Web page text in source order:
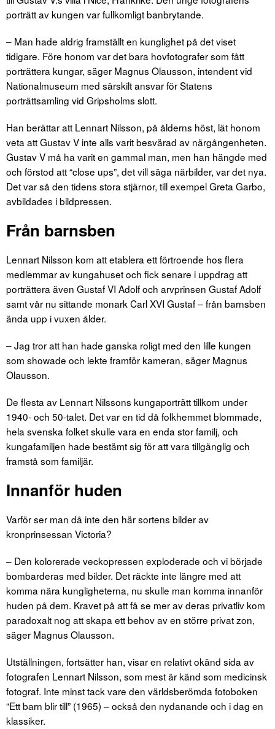
porträtt av kungen var fullkomligt banbrytande.
– Man hade aldrig framställt en kunglighet på det viset
tidigare. Före honom var det bara hovfotografer som fått
porträttera kungar, säger Magnus Olausson, intendent vid
Nationalmuseum med särskilt ansvar för Statens
porträttsamling vid Gripsholms slott.
Han berättar att Lennart Nilsson, på ålderns höst, lät honom
veta att Gustav V inte alls varit besvärad av närgångenheten.
Gustav V må ha varit en gammal man, men han hängde med
och förstod att “close ups”, det vill säga närbilder, var det nya.
Det var så den tidens stora stjärnor, till exempel Greta Garbo,
avbildades i bildpressen.
Från barnsben
Lennart Nilsson kom att etablera ett förtroende hos flera
medlemmar av kungahuset och fick senare i uppdrag att
porträttera även Gustaf VI Adolf och arvprinsen Gustaf Adolf
samt vår nu sittande monark Carl XVI Gustaf – från barnsben
ända upp i vuxen ålder.
– Jag tror att han hade ganska roligt med den lille kungen
som showade och lekte framför kameran, säger Magnus
Olausson.
De flesta av Lennart Nilssons kungaporträtt tillkom under
1940- och 50-talet. Det var en tid då folkhemmet blommade,
hela svenska folket skulle vara en enda stor familj, och
kungafamiljen hade bestämt sig för att vara tillgänglig och
framstå som familjär.
Innanför huden
Varför ser man då inte den här sortens bilder av
kronprinsessan Victoria?
– Den kolorerade veckopressen exploderade och vi började
bombarderas med bilder. Det räckte inte längre med att
komma nära kungligheterna, nu skulle man komma innanför
huden på dem. Kravet på att få se mer av deras privatliv kom
paradoxalt nog att skapa ett behov av en större privat zon,
säger Magnus Olausson.
Utställningen, fortsätter han, visar en relativt okänd sida av
fotografen Lennart Nilsson, som mest är känd som medicinsk
fotograf. Inte minst tack vare den världsberömda fotoboken
“Ett barn blir till” (1965) – också den nydanande och i dag en
klassiker.